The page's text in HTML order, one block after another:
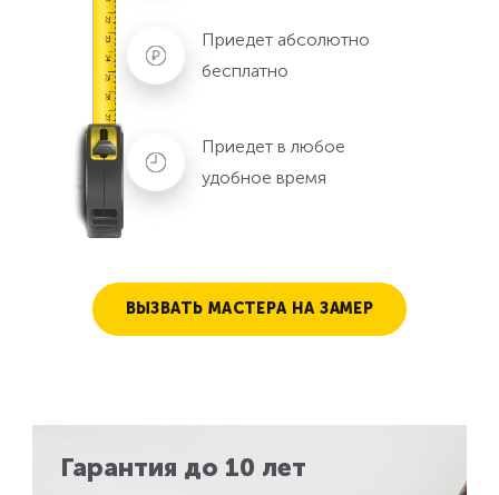
Приедет абсолютно
бесплатно
Приедет в любое
удобное время
ВЫЗВАТЬ МАСТЕРА НА ЗАМЕР
Гарантия до 10 лет